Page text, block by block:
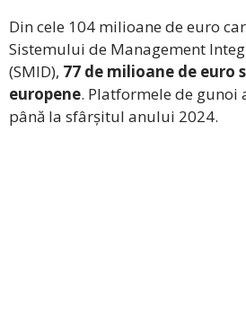
Din cele 104 milioane de euro
Sistemului de Management
(SMID), 77 de milioane de euro
europene. Platformele de gunoi
până la sfârșitul anului 2024.